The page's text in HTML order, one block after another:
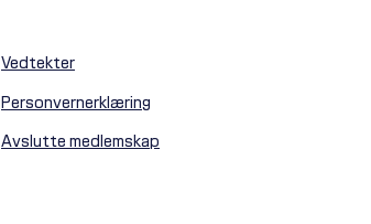
Vedtekter
Personvernerklæring
Avslutte medlemskap